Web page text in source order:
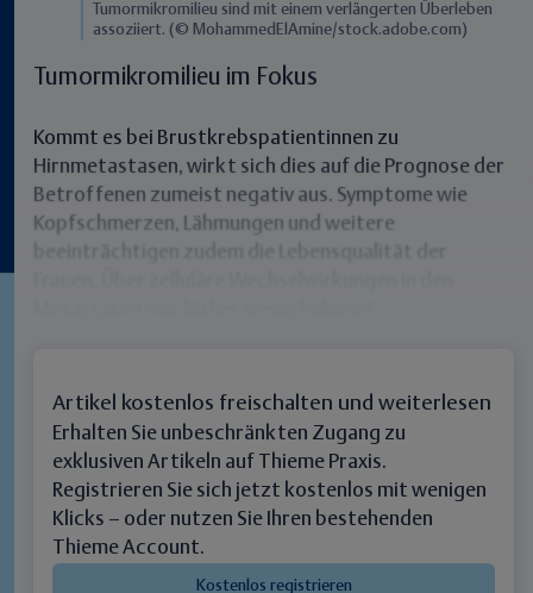
Tumormikromilieu sind mit einem verlängerten Überleben
assoziiert. (© MohammedElAmine/stock.adobe.com)
Tumormikromilieu im Fokus
Kommt es bei Brustkrebspatientinnen zu
Hirnmetastasen, wirkt sich dies auf die Prognose der
Betroffenen zumeist negativ aus. Symptome wie
Kopfschmerzen, Lähmungen und weitere
Artikel kostenlos freischalten und weiterlesen
Erhalten Sie unbeschränkten Zugang zu
exklusiven Artikeln auf Thieme Praxis.
Registrieren Sie sich jetzt kostenlos mit wenigen
Klicks – oder nutzen Sie Ihren bestehenden
Thieme Account.